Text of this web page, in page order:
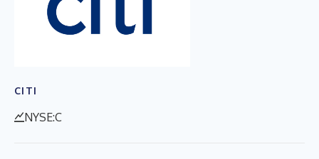
CITI
NYSE:C